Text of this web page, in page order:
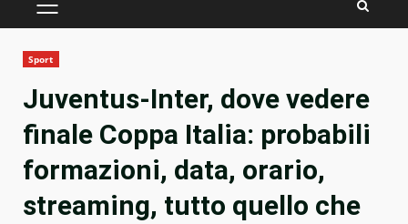
PRIMARY
Sport
Juventus-Inter, dove vedere
finale Coppa Italia: probabili
formazioni, data, orario,
streaming, tutto quello che